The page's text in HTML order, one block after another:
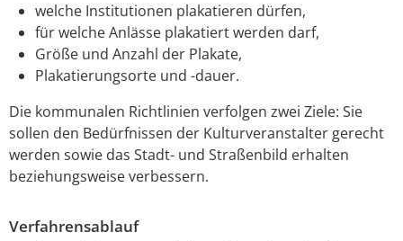
welche Institutionen plakatieren dürfen,
für welche Anlässe plakatiert werden darf,
Größe und Anzahl der Plakate,
Plakatierungsorte und -dauer.
Die kommunalen Richtlinien verfolgen zwei Ziele: Sie
sollen den Bedürfnissen der Kulturveranstalter gerecht
werden sowie das Stadt- und Straßenbild erhalten
beziehungsweise verbessern.
Verfahrensablauf